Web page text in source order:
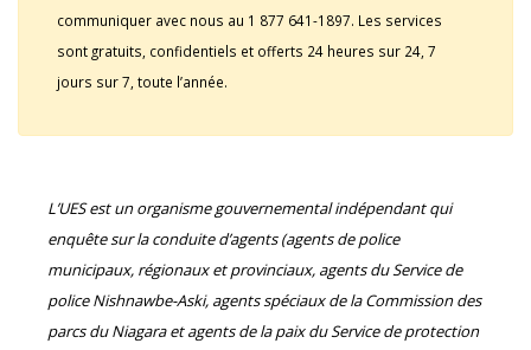
communiquer avec nous au 1 877 641-1897. Les services
sont gratuits, confidentiels et offerts 24 heures sur 24, 7
jours sur 7, toute l’année.
L’UES est un organisme gouvernemental indépendant qui
enquête sur la conduite d’agents (agents de police
municipaux, régionaux et provinciaux, agents du Service de
police Nishnawbe-Aski, agents spéciaux de la Commission des
parcs du Niagara et agents de la paix du Service de protection